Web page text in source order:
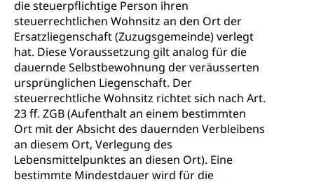
die steuerpflichtige Person ihren
steuerrechtlichen Wohnsitz an den Ort der
Ersatzliegenschaft (Zuzugsgemeinde) verlegt
hat. Diese Voraussetzung gilt analog für die
dauernde Selbstbewohnung der veräusserten
ursprünglichen Liegenschaft. Der
steuerrechtliche Wohnsitz richtet sich nach Art.
23 ff. ZGB (Aufenthalt an einem bestimmten
Ort mit der Absicht des dauernden Verbleibens
an diesem Ort, Verlegung des
Lebensmittelpunktes an diesen Ort). Eine
bestimmte Mindestdauer wird für die